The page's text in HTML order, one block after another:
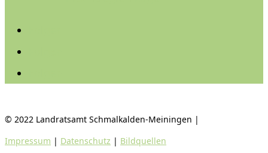
© 2022 Landratsamt Schmalkalden-Meiningen |
Impressum | Datenschutz | Bildquellen